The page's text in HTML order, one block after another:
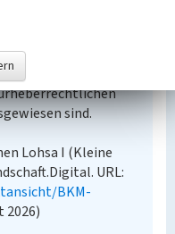
unter der freien
nicht
unterliegen
sind.
Lohsa I (Kleine
URL:
BKM-
2026)